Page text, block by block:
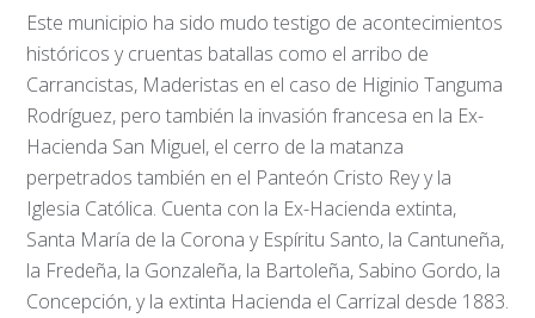
Este municipio ha sido mudo testigo de acontecimientos
históricos y cruentas batallas como el arribo de
Carrancistas, Maderistas en el caso de Higinio Tanguma
Rodríguez, pero también la invasión francesa en la Ex-
Hacienda San Miguel, el cerro de la matanza
perpetrados también en el Panteón Cristo Rey y la
Iglesia Católica. Cuenta con la Ex-Hacienda extinta,
Santa María de la Corona y Espíritu Santo, la Cantuneña,
la Fredeña, la Gonzaleña, la Bartoleña, Sabino Gordo, la
Concepción, y la extinta Hacienda el Carrizal desde 1883.